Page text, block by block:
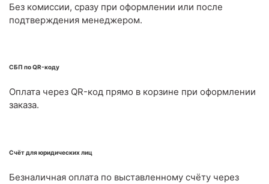
Без комиссии, сразу при оформлении или после
подтверждения менеджером.
СБП по QR-коду
Оплата через QR-код прямо в корзине при оформлении
заказа.
Счёт для юридических лиц
Безналичная оплата по выставленному счёту через